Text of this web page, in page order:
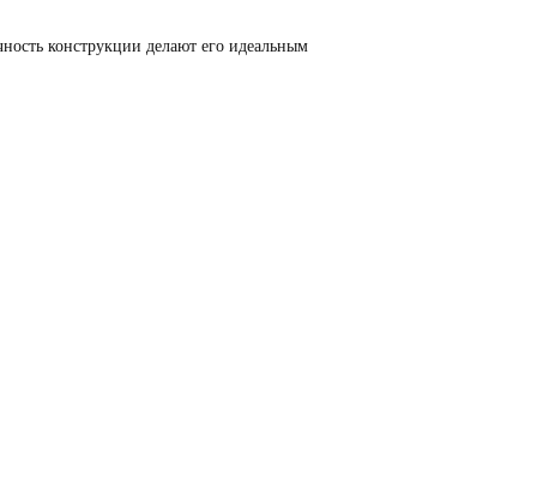
конструкции делают его идеальным